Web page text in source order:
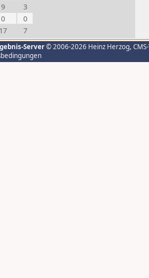
9
3
0
0
17 7
Server© 2006-2026 Heinz Herzog,